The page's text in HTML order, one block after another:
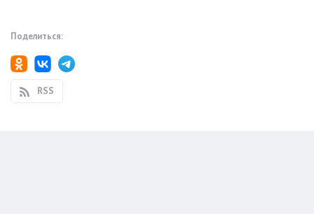
Поделиться:
RSS